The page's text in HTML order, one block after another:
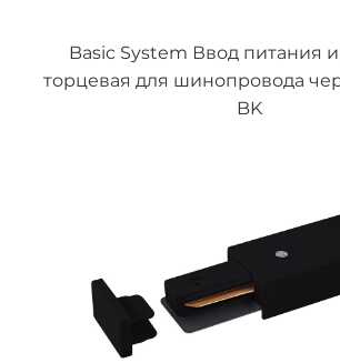
Basic System Ввод питания
торцевая для шинопровода
BK